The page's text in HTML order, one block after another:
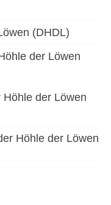
(DHDL)
der Löwen
der Löwen
Höhle der Löwen